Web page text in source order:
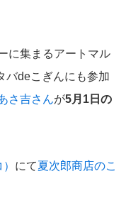
に集まるアートマル
バdeこぎんにも参加
さ吉さんが5月1日の
にて夏次郎商店のこ